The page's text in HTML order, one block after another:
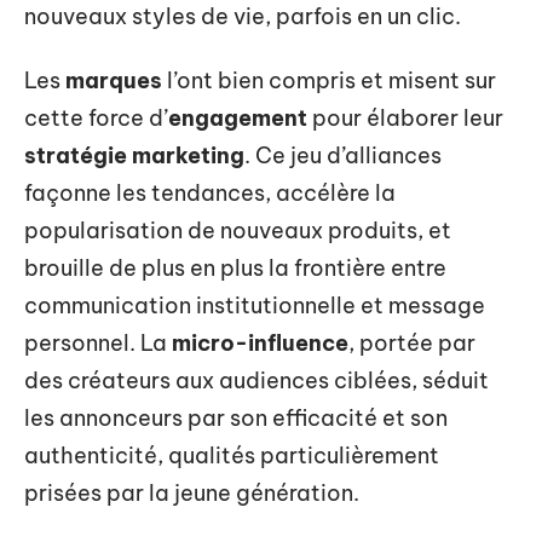
nouveaux styles de vie, parfois en un clic.
Les marques l’ont bien compris et misent sur
cette force d’engagement pour élaborer leur
stratégie marketing. Ce jeu d’alliances
façonne les tendances, accélère la
popularisation de nouveaux produits, et
brouille de plus en plus la frontière entre
communication institutionnelle et message
personnel. La micro-influence, portée par
des créateurs aux audiences ciblées, séduit
les annonceurs par son efficacité et son
authenticité, qualités particulièrement
prisées par la jeune génération.